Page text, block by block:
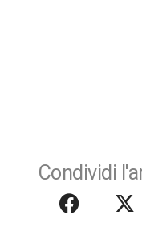
Condividi